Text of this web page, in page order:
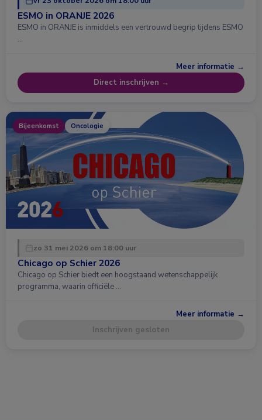
ESMO in ORANJE 2026
ESMO in ORANJE is inmiddels een vertrouwd begrip tijdens ESMO
…
Meer informatie →
Direct inschrijven →
Bijeenkomst Oncologie
zo 31 mei 2026 om 18:00 uur
Chicago op Schier 2026
Chicago op Schier biedt een hoogstaand wetenschappelijk
programma, waarin officiële …
Meer informatie →
Inschrijven gesloten